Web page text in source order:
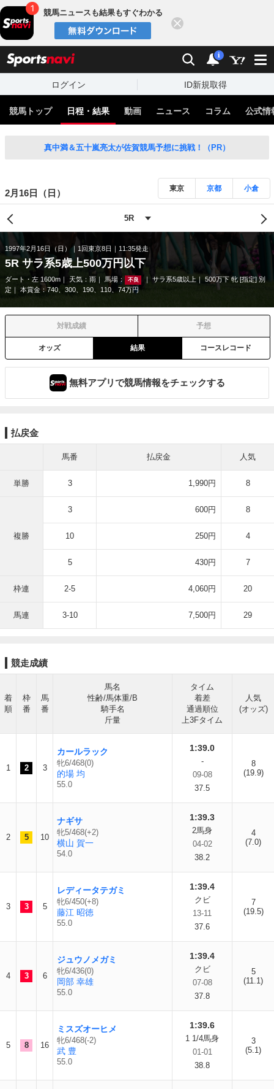
競馬ニュースも結果もすぐわかる
検索 通知
i
ログイン ID新規取得
競馬トップ 日程・結果 動画 ニュース コラム 公式情
真中満＆五十嵐亮太が佐賀競馬予想に挑戦！（PR）
2月16日（日） 東京 京都 小倉
1997年2月16日（日） 1回東京8日 11:35発走
5R サラ系5歳上500万円以下
ダート・左 1600m 天気： 雨 馬場： 不良 サラ系5歳以上
500万下 牝 [指定] 別
定
本賞金：740、300、190、110、74万円
対戦成績 予想
オッズ 結果 コースレコード
無料アプリで競馬情報をチェックする
払戻金
馬番 払戻金 人気
単勝 3 1,990円 8
複勝
3 600円 8
10 250円 4
5 430円 7
枠連 2-5 4,060円 20
馬連 3-10 7,500円 29
競走成績
着
順
枠
番
馬
番
馬名
性齢/馬体重/B
騎手名
斤量
タイム
着差
通過順位
上3Fタイム
人気
(オッズ)
1 2 3
カールラック
牝6/468(0)
的場 均
55.0
1:39.0
-
09-08
37.5
8
(19.9)
2 5 10
ナギサ
牝5/468(+2)
横山 賀一
54.0
1:39.3
2馬身
04-02
38.2
4
(7.0)
3 3 5
レディータテガミ
牝6/450(+8)
藤江 昭徳
55.0
1:39.4
クビ
13-11
37.6
7
(19.5)
4 3 6
ジュウノメガミ
牝6/436(0)
岡部 幸雄
55.0
1:39.4
クビ
07-08
37.8
5
(11.1)
5 8 16
ミスズオーヒメ
牝6/468(-2)
武 豊
55.0
1:39.6
1 1/4馬身
01-01
38.8
3
(5.1)